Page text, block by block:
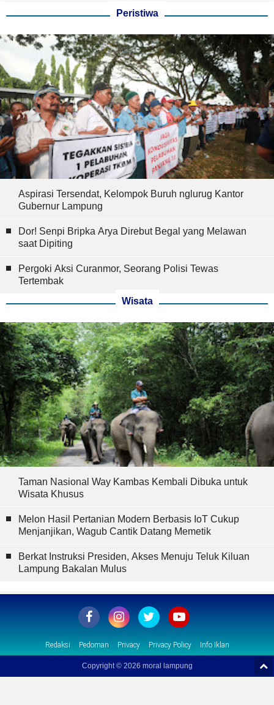
Peristiwa
Aspirasi Tersendat, Kelompok Buruh nglurug Kantor
Gubernur Lampung
Dor! Senpi Bripka Arya Direbut Begal yang Melawan
saat Dipiting
Pergoki Aksi Curanmor, Seorang Polisi Tewas
Tertembak
Wisata
Taman Nasional Way Kambas Kembali Dibuka untuk
Wisata Khusus
Melon Hasil Pertanian Modern Berbasis IoT Cukup
Menjanjikan, Wagub Cantik Datang Memetik
Berkat Instruksi Presiden, Akses Menuju Teluk Kiluan
Lampung Bakalan Mulus
Redaksi Pedoman Privacy Privacy Policy Info Iklan
Copyright © 2026 moral lampung